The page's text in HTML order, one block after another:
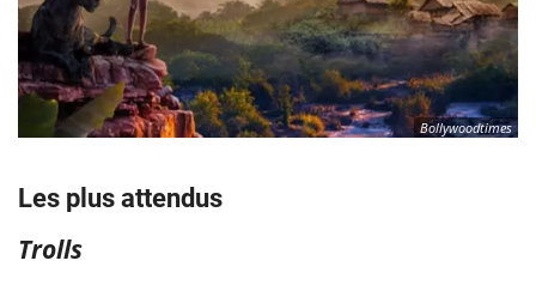
Bollywoodtimes
Les plus attendus
Trolls